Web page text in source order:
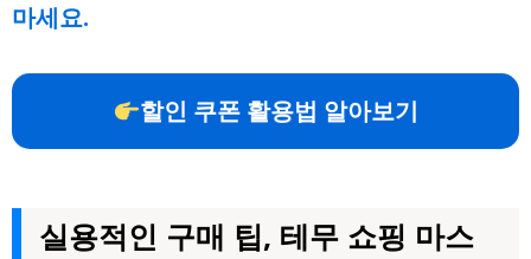
마세요.
할인 쿠폰 활용법 알아보기
실용적인 구매 팁, 테무 쇼핑 마스